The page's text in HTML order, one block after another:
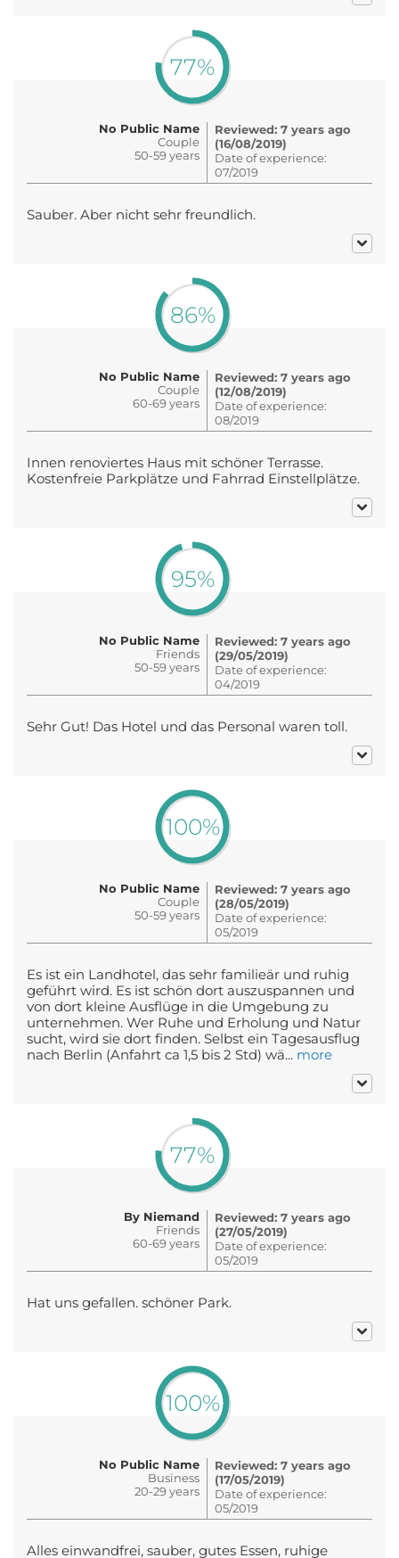
77%
No Public Name
Couple
50-59 years
Reviewed: 7 years ago
(16/08/2019)
Date of experience:
07/2019
Sauber. Aber nicht sehr freundlich.
86%
No Public Name
Couple
60-69 years
Reviewed: 7 years ago
(12/08/2019)
Date of experience:
08/2019
Innen renoviertes Haus mit schöner Terrasse.
Kostenfreie Parkplätze und Fahrrad Einstellplätze.
95%
No Public Name
Friends
50-59 years
Reviewed: 7 years ago
(29/05/2019)
Date of experience:
04/2019
Sehr Gut! Das Hotel und das Personal waren toll.
100%
No Public Name
Couple
50-59 years
Reviewed: 7 years ago
(28/05/2019)
Date of experience:
05/2019
Es ist ein Landhotel, das sehr familieär und ruhig
geführt wird. Es ist schön dort auszuspannen und
von dort kleine Ausflüge in die Umgebung zu
unternehmen. Wer Ruhe und Erholung und Natur
sucht, wird sie dort finden. Selbst ein Tagesausflug
nach Berlin (Anfahrt ca 1,5 bis 2 Std) wä... more
77%
By Niemand
Friends
60-69 years
Reviewed: 7 years ago
(27/05/2019)
Date of experience:
05/2019
Hat uns gefallen. schöner Park.
100%
No Public Name
Business
20-29 years
Reviewed: 7 years ago
(17/05/2019)
Date of experience:
05/2019
Alles einwandfrei, sauber, gutes Essen, ruhige